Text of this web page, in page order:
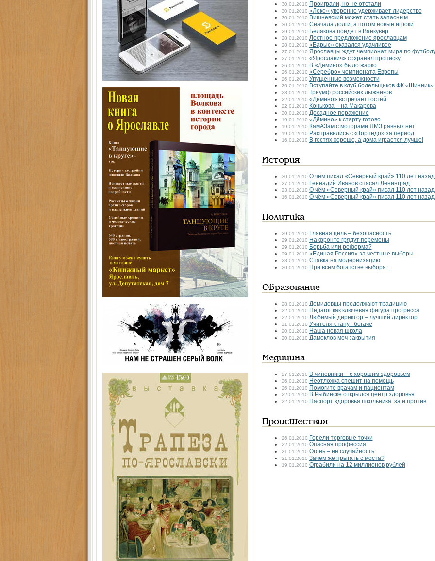
30.01.2010 Проиграли, но не отстали
30.01.2010 «Локо» уверенно удерживает лидерство
30.01.2010 Вишневский может стать запасным
30.01.2010 Сначала долги, а потом новые игроки
29.01.2010 Белякова поедет в Ванкувер
28.01.2010 Лестное предложение ярославцам
28.01.2010 «Барыс» оказался удачливее
27.01.2010 Ярославцы ждут чемпионат мира по
27.01.2010 «Ярославич» сохранил прописку
26.01.2010 В «Дёмино» было жарко
26.01.2010 «Серебро» чемпионата Европы
26.01.2010 Упущенные возможности
26.01.2010 Вступайте в клуб болельщиков ФК «Шинник»
23.01.2010 Триумф российских лыжников
22.01.2010 «Дёмино» встречает гостей
22.01.2010 Конькова – на Макарова
20.01.2010 Досадное поражение
19.01.2010 «Дёмино» к старту готово
19.01.2010 КамАЗам с моторами ЯМЗ равных нет
19.01.2010 Расправились с «Торпедо» за период
16.01.2010 В гостях хорошо, а дома играется лучше!
История
30.01.2010 О чём писал «Северный край» 110 лет назад
27.01.2010 Геннадий Иванов спасал Ленинград
23.01.2010 О чём «Северный край» писал 110 лет назад
16.01.2010 О чём «Северный край» писал 110 лет назад
Политика
29.01.2010 Главная цель – безопасность
29.01.2010 На фронте грядут перемены
29.01.2010 Борьба или реформа?
29.01.2010 «Единая Россия» за честные выборы
28.01.2010 Ставка на модернизацию
20.01.2010 При всём богатстве выбора...
Образование
28.01.2010 Демидовцы продолжают традицию
22.01.2010 Педагог как ключевая фигура прогресса
22.01.2010 Любимый директор – лучший директор
21.01.2010 Учителя станут богаче
20.01.2010 Наша новая школа
20.01.2010 Дамоклов меч закрытия
Медицина
27.01.2010 В чиновники – с хорошим здоровьем
26.01.2010 Неотложка спешит на помощь
26.01.2010 Помогите врачам и пациентам
22.01.2010 В Рыбинске открылся центр здоровья
22.01.2010 Паспорт здоровья школьника: за и против
Происшествия
26.01.2010 Горели торговые точки
22.01.2010 Опасная профессия
21.01.2010 Огонь – не случайность
21.01.2010 Зачем же прыгать с моста?
19.01.2010 Ограбили на 12 миллионов рублей